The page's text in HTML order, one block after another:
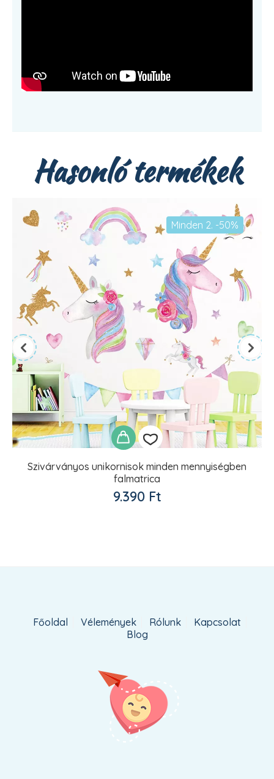
Hasonló termékek
Szivárványos unikornisok minden mennyiségben
falmatrica
9.390 Ft
Minden 2. -50%
Kedvencekhez
Főoldal Vélemények Rólunk
Kapcsolat
Blog